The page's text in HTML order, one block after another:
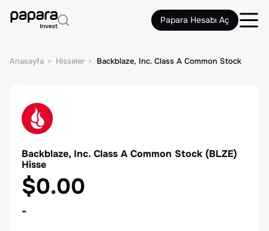
Papara Hesabı Aç
Anasayfa Hisseler Backblaze, Inc. Class A Common Stock
Backblaze, Inc. Class A Common Stock (BLZE)
Hisse
$0.00
-